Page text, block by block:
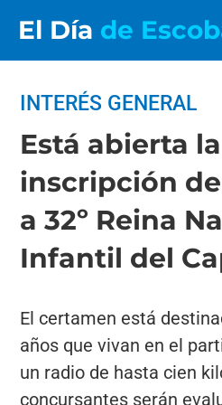
El Día de
INTERÉS GENERAL
Está abierta la
inscripción
a 32º Reina
Infantil del
El certamen está
años que vivan en el
un radio de hasta cien
concursantes serán